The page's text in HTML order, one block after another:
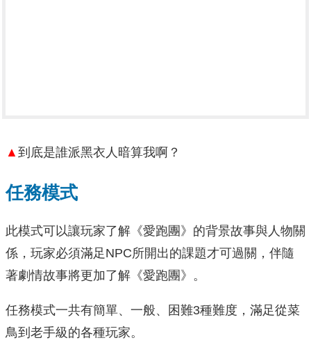
▲ 到底是誰派黑衣人暗算我啊？
任務模式
此模式可以讓玩家了解《愛跑團》的背景故事與人物關
係，玩家必須滿足NPC所開出的課題才可過關，伴隨
著劇情故事將更加了解《愛跑團》。
任務模式一共有簡單、一般、困難3種難度，滿足從菜
鳥到老手級的各種玩家。